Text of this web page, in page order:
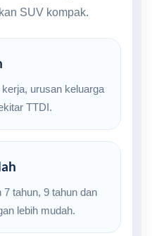
SUV kompak.
urusan keluarga
TTDI.
7 tahun, 9 tahun dan
lebih mudah.